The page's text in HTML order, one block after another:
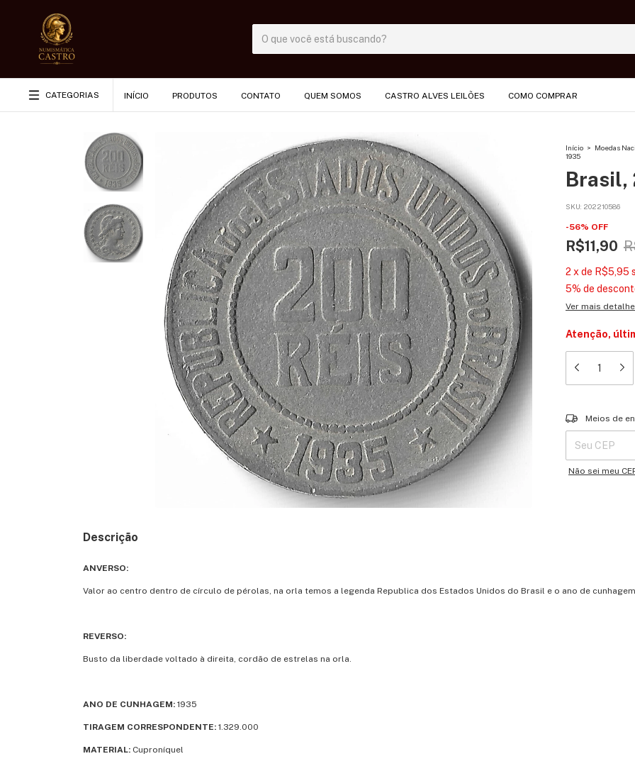
CATEGORIAS INÍCIO PRODUTOS CONTATO QUEM SOMOS CASTRO ALVES LEILÕES COMO COMPRAR
Início > Moedas
1935
Brasil,
SKU: 202210586
-56% OFF
R$11,90
2 x de R$5,95
5% de
Ver mais
Atenção,
Entregas para o
Meios de
Não sei meu
Descrição
ANVERSO:
Valor ao centro dentro de círculo de pérolas, na orla temos a legenda Republica dos Estados Unidos do Brasil e o ano de
REVERSO:
Busto da liberdade voltado à direita, cordão de estrelas na orla.
ANO DE CUNHAGEM: 1935
TIRAGEM CORRESPONDENTE: 1.329.000
MATERIAL: Cuproníquel